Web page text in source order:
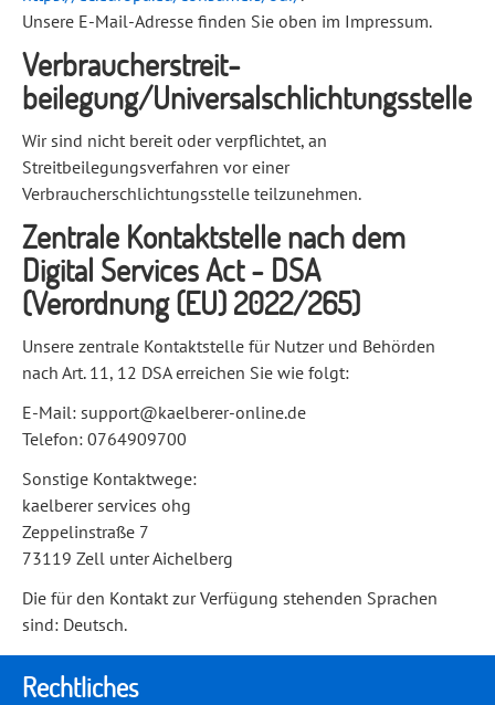
Unsere E-Mail-Adresse finden Sie oben im Impressum.
Verbraucher­streit­
beilegung/Universal­schlichtungs­stelle
Wir sind nicht bereit oder verpflichtet, an
Streitbeilegungsverfahren vor einer
Verbraucherschlichtungsstelle teilzunehmen.
Zentrale Kontaktstelle nach dem
Digital Services Act - DSA
(Verordnung (EU) 2022/265)
Unsere zentrale Kontaktstelle für Nutzer und Behörden
nach Art. 11, 12 DSA erreichen Sie wie folgt:
E-Mail: support@kaelberer-online.de
Telefon: 0764909700
Sonstige Kontaktwege:
kaelberer services ohg
Zeppelinstraße 7
73119 Zell unter Aichelberg
Die für den Kontakt zur Verfügung stehenden Sprachen
sind: Deutsch.
Rechtliches